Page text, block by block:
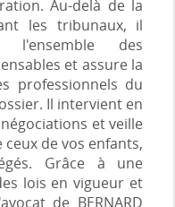
Au-delà de la
les tribunaux, il
l'ensemble des
et assure la
professionnels du
Il intervient en
et veille
de vos enfants,
Grâce à une
lois en vigueur et
de BERNARD